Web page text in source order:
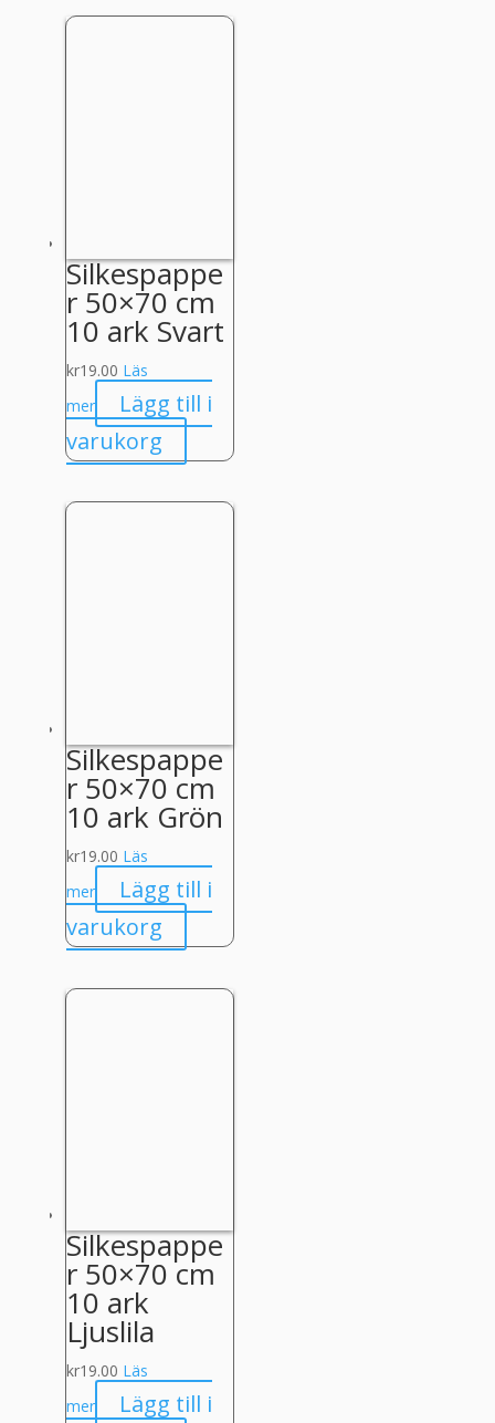
Silkespappe
r 50×70 cm
10 ark Svart
kr19.00 Läs
mer
Lägg till i
varukorg
Silkespappe
r 50×70 cm
10 ark Grön
kr19.00 Läs
mer
Lägg till i
varukorg
Silkespappe
r 50×70 cm
10 ark
Ljuslila
kr19.00 Läs
mer
Lägg till i